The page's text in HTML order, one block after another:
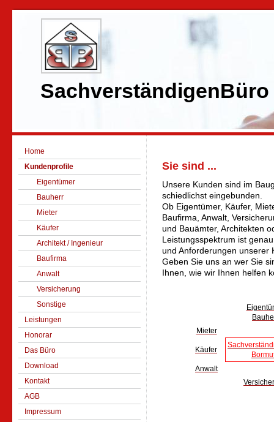
Home
Kundenprofile
Eigentümer
Bauherr
Mieter
Käufer
Architekt / Ingenieur
Baufirma
Anwalt
Versicherung
Sonstige
Leistungen
Honorar
Das Büro
Download
Kontakt
AGB
Impressum
Sie sind ...
Unsere Kunden sind im
schiedlichst eingebunden.
Ob Eigentümer, Käufer,
Baufirma, Anwalt,
und Bauämter, Architekten
Leistungsspektrum ist
und Anforderungen unserer
Geben Sie uns an wer Sie
Ihnen, wie wir Ihnen helfen
Mieter
Käufer
Anwalt